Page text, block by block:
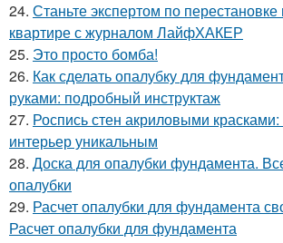
24. Станьте экспертом по
квартире с журналом ЛайфХАКЕР
25. Это просто бомба!
26. Как сделать опалубку для
руками: подробный инструктаж
27. Роспись стен акриловыми красками:
интерьер уникальным
28. Доска для опалубки фундамента.
опалубки
29. Расчет опалубки для фундамента
Расчет опалубки для фундамента